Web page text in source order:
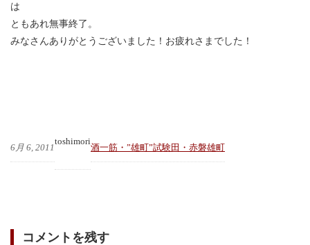
は
ともあれ無事終了。
みなさんありがとうございました！お疲れさまでした！
6月 6, 2011
toshimori
酒一筋・”雄町”試験田・赤磐雄町
コメントを残す